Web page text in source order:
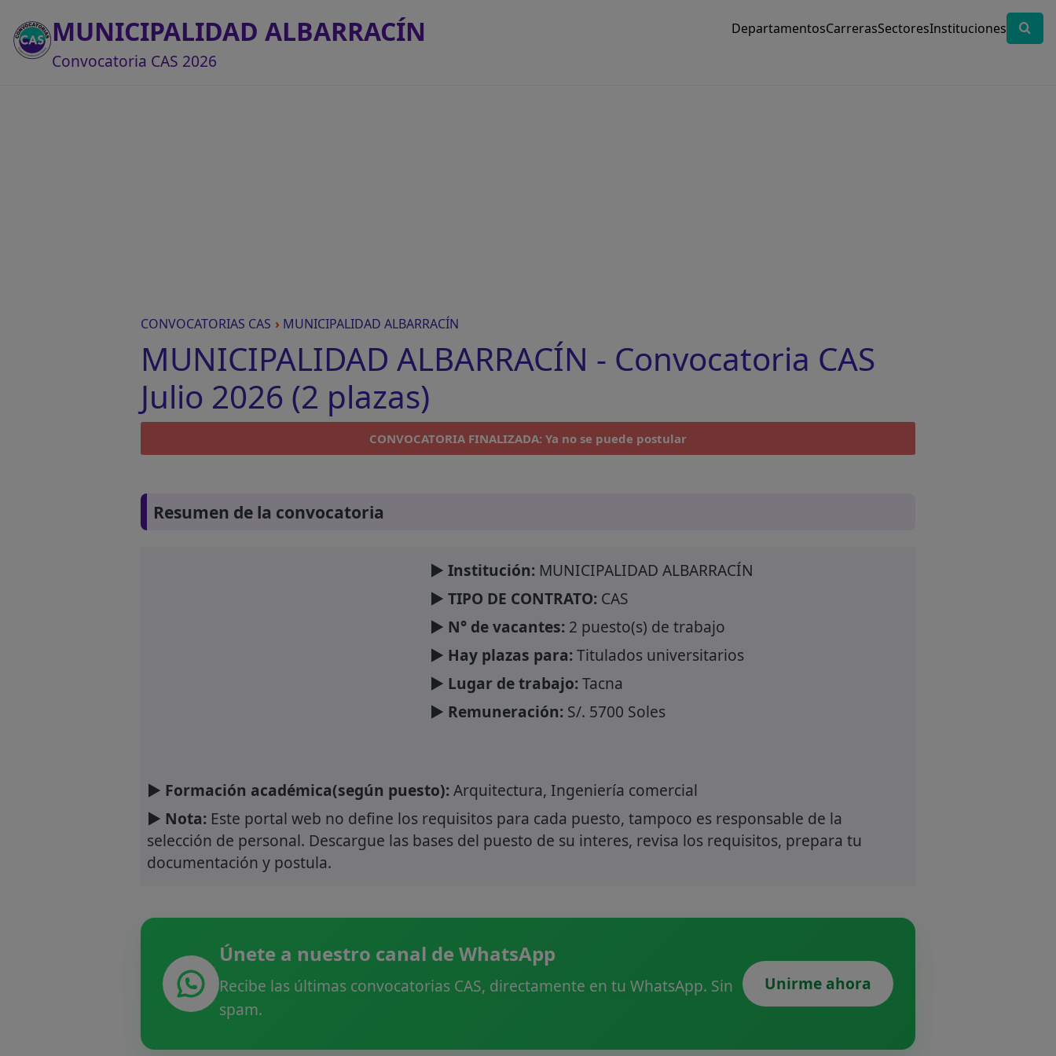
MUNICIPALIDAD ALBARRACÍN
Convocatoria CAS 2026
DepartamentosCarrerasSectoresInstituciones
CONVOCATORIAS CAS › MUNICIPALIDAD ALBARRACÍN
MUNICIPALIDAD ALBARRACÍN - Convocatoria CAS
Julio 2026 (2 plazas)
CONVOCATORIA FINALIZADA: Ya no se puede postular
Resumen de la convocatoria
► Institución:MUNICIPALIDAD ALBARRACÍN
► TIPO DE CONTRATO:CAS
► N° de vacantes:2 puesto(s) de trabajo
► Hay plazas para:Titulados universitarios
► Lugar de trabajo:Tacna
► Remuneración:S/. 5700 Soles
► Formación académica(según puesto):Arquitectura, Ingeniería comercial
► Nota:Este portal web no define los requisitos para cada puesto, tampoco es responsable de la
selección de personal. Descargue las bases del puesto de su interes, revisa los requisitos, prepara tu
documentación y postula.
Únete a nuestro canal de WhatsApp
Recibe las últimas convocatorias CAS, directamente en tu WhatsApp. Sin
spam.
Unirme ahora